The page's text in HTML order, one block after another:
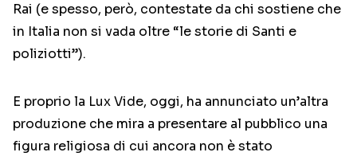
Rai (e spesso, però, contestate da chi sostiene che
in Italia non si vada oltre “le storie di Santi e
poliziotti”).
E proprio la Lux Vide, oggi, ha annunciato un’altra
produzione che mira a presentare al pubblico una
figura religiosa di cui ancora non è stato